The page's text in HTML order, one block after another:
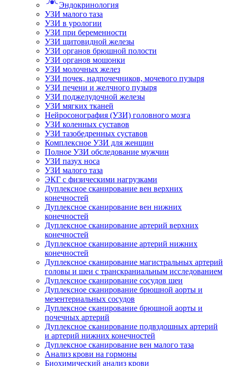
Эндокринология
УЗИ малого таза
УЗИ в урологии
УЗИ при беременности
УЗИ щитовидной железы
УЗИ органов брюшной полости
УЗИ органов мошонки
УЗИ молочных желез
УЗИ почек, надпочечников, мочевого пузыря
УЗИ печени и желчного пузыря
УЗИ поджелудочной железы
УЗИ мягких тканей
Нейросонография (УЗИ) головного мозга
УЗИ коленных суставов
УЗИ тазобедренных суставов
Комплексное УЗИ для женщин
Полное УЗИ обследование мужчин
УЗИ пазух носа
УЗИ малого таза
ЭКГ с физическими нагрузками
Дуплексное сканирование вен верхних
конечностей
Дуплексное сканирование вен нижних
конечностей
Дуплексное сканирование артерий верхних
конечностей
Дуплексное сканирование артерий нижних
конечностей
Дуплексное сканирование магистральных артерий
головы и шеи с транскраниальным исследованием
Дуплексное сканирование сосудов шеи
Дуплексное сканирование брюшной аорты и
мезентериальных сосудов
Дуплексное сканирование брюшной аорты и
почечных артерий
Дуплексное сканирование подвздошных артерий
и артерий нижних конечностей
Дуплексное сканирование вен малого таза
Анализ крови на гормоны
Биохимический анализ крови